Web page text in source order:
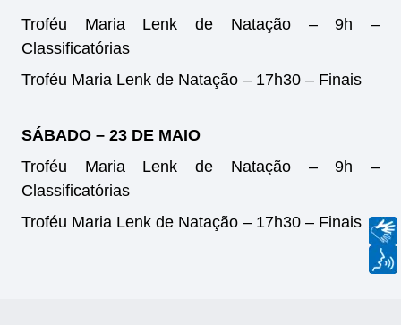
Troféu Maria Lenk de Natação – 9h –
Classificatórias
Troféu Maria Lenk de Natação – 17h30 – Finais
SÁBADO – 23 DE MAIO
Troféu Maria Lenk de Natação – 9h –
Classificatórias
Troféu Maria Lenk de Natação – 17h30 – Finais